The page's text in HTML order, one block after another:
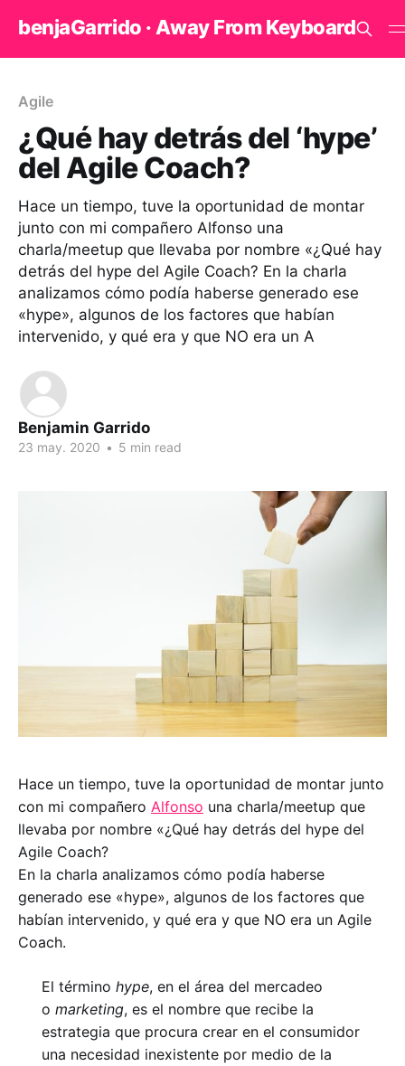
benjaGarrido · Away From Keyboard
Agile
¿Qué hay detrás del ‘hype’
del Agile Coach?
Hace un tiempo, tuve la oportunidad de montar
junto con mi compañero Alfonso una
charla/meetup que llevaba por nombre «¿Qué hay
detrás del hype del Agile Coach? En la charla
analizamos cómo podía haberse generado ese
«hype», algunos de los factores que habían
intervenido, y qué era y que NO era un A
Benjamin Garrido
23 may. 2020 • 5 min read
Hace un tiempo, tuve la oportunidad de montar junto
con mi compañero Alfonso una charla/meetup que
llevaba por nombre «¿Qué hay detrás del hype del
Agile Coach?
En la charla analizamos cómo podía haberse
generado ese «hype», algunos de los factores que
habían intervenido, y qué era y que NO era un Agile
Coach.
El término hype, en el área del mercadeo
o marketing, es el nombre que recibe la
estrategia que procura crear en el consumidor
una necesidad inexistente por medio de la